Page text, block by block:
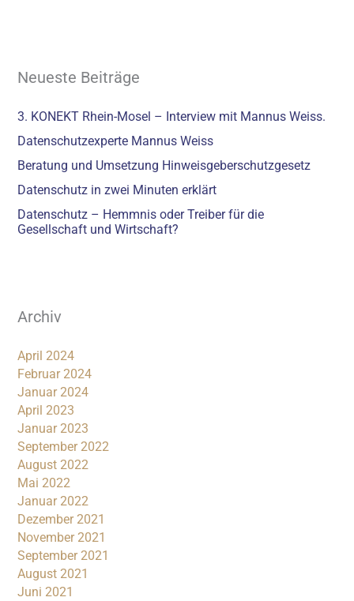
Neueste Beiträge
3. KONEKT Rhein-Mosel – Interview mit Mannus Weiss.
Datenschutzexperte Mannus Weiss
Beratung und Umsetzung Hinweisgeberschutzgesetz
Datenschutz in zwei Minuten erklärt
Datenschutz – Hemmnis oder Treiber für die
Gesellschaft und Wirtschaft?
Archiv
April 2024
Februar 2024
Januar 2024
April 2023
Januar 2023
September 2022
August 2022
Mai 2022
Januar 2022
Dezember 2021
November 2021
September 2021
August 2021
Juni 2021